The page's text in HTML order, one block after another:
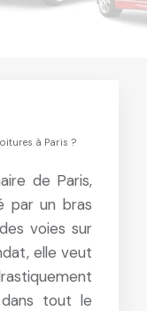
à Paris ?
de Paris,
par un bras
voies sur
elle veut
tout le